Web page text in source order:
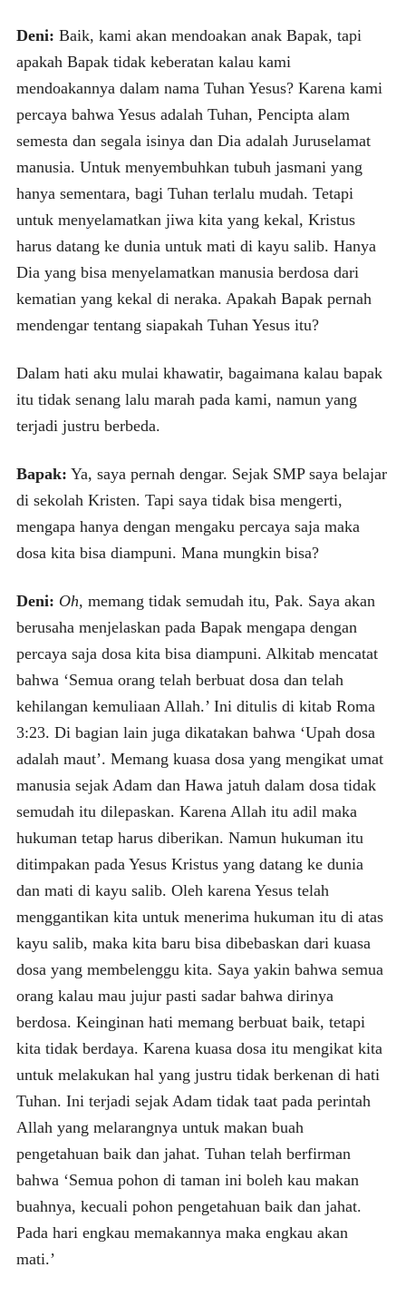
Deni: Baik, kami akan mendoakan anak Bapak, tapi
apakah Bapak tidak keberatan kalau kami
mendoakannya dalam nama Tuhan Yesus? Karena kami
percaya bahwa Yesus adalah Tuhan, Pencipta alam
semesta dan segala isinya dan Dia adalah Juruselamat
manusia. Untuk menyembuhkan tubuh jasmani yang
hanya sementara, bagi Tuhan terlalu mudah. Tetapi
untuk menyelamatkan jiwa kita yang kekal, Kristus
harus datang ke dunia untuk mati di kayu salib. Hanya
Dia yang bisa menyelamatkan manusia berdosa dari
kematian yang kekal di neraka. Apakah Bapak pernah
mendengar tentang siapakah Tuhan Yesus itu?
Dalam hati aku mulai khawatir, bagaimana kalau bapak
itu tidak senang lalu marah pada kami, namun yang
terjadi justru berbeda.
Bapak: Ya, saya pernah dengar. Sejak SMP saya belajar
di sekolah Kristen. Tapi saya tidak bisa mengerti,
mengapa hanya dengan mengaku percaya saja maka
dosa kita bisa diampuni. Mana mungkin bisa?
Deni: Oh, memang tidak semudah itu, Pak. Saya akan
berusaha menjelaskan pada Bapak mengapa dengan
percaya saja dosa kita bisa diampuni. Alkitab mencatat
bahwa ‘Semua orang telah berbuat dosa dan telah
kehilangan kemuliaan Allah.’ Ini ditulis di kitab Roma
3:23. Di bagian lain juga dikatakan bahwa ‘Upah dosa
adalah maut’. Memang kuasa dosa yang mengikat umat
manusia sejak Adam dan Hawa jatuh dalam dosa tidak
semudah itu dilepaskan. Karena Allah itu adil maka
hukuman tetap harus diberikan. Namun hukuman itu
ditimpakan pada Yesus Kristus yang datang ke dunia
dan mati di kayu salib. Oleh karena Yesus telah
menggantikan kita untuk menerima hukuman itu di atas
kayu salib, maka kita baru bisa dibebaskan dari kuasa
dosa yang membelenggu kita. Saya yakin bahwa semua
orang kalau mau jujur pasti sadar bahwa dirinya
berdosa. Keinginan hati memang berbuat baik, tetapi
kita tidak berdaya. Karena kuasa dosa itu mengikat kita
untuk melakukan hal yang justru tidak berkenan di hati
Tuhan. Ini terjadi sejak Adam tidak taat pada perintah
Allah yang melarangnya untuk makan buah
pengetahuan baik dan jahat. Tuhan telah berfirman
bahwa ‘Semua pohon di taman ini boleh kau makan
buahnya, kecuali pohon pengetahuan baik dan jahat.
Pada hari engkau memakannya maka engkau akan
mati.’